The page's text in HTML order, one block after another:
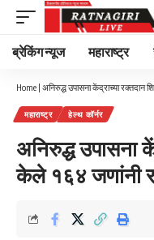
ब्रेकिंग न्यूज महाराष्ट्र
Home | अनिरुद्ध उपासना केंद्राच्या रक्तदान
महाराष्ट्र हेल्थ कॉर्नर
अनिरुद्ध उपासना
केले १६४ जणांनी